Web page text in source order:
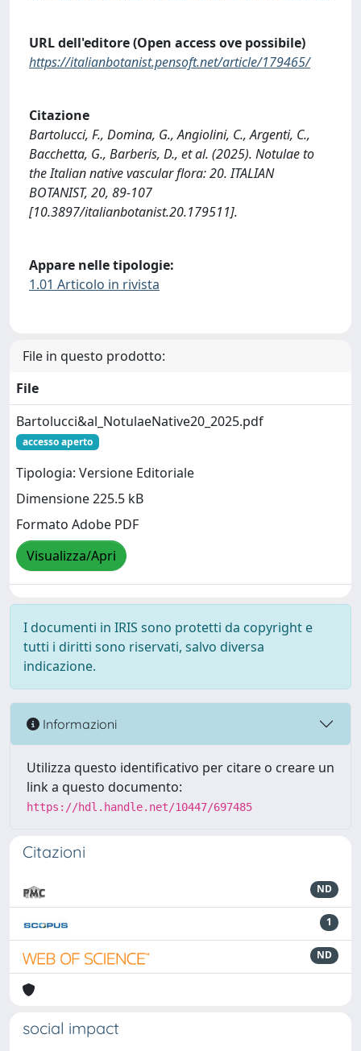
URL dell'editore (Open access ove possibile)
https://italianbotanist.pensoft.net/article/179465/
Citazione
Bartolucci, F., Domina, G., Angiolini, C., Argenti, C.,
Bacchetta, G., Barberis, D., et al. (2025). Notulae to
the Italian native vascular flora: 20. ITALIAN
BOTANIST, 20, 89-107
[10.3897/italianbotanist.20.179511].
Appare nelle tipologie:
1.01 Articolo in rivista
File in questo prodotto:
File
Bartolucci&al_NotulaeNative20_2025.pdf
accesso aperto
Tipologia: Versione Editoriale
Dimensione 225.5 kB
Formato Adobe PDF
Visualizza/Apri
I documenti in IRIS sono protetti da copyright e
tutti i diritti sono riservati, salvo diversa
indicazione.
Informazioni
Utilizza questo identificativo per citare o creare un
link a questo documento:
https://hdl.handle.net/10447/697485
Citazioni
ND
1
ND
social impact